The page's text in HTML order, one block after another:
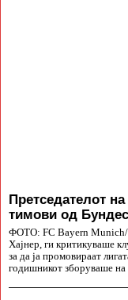
Претседателот
тимови од
ФОТО: FC Bayern Munich/
Хајнер, ги критикуваше
за да ја промовираат
годишникот зборуваше на